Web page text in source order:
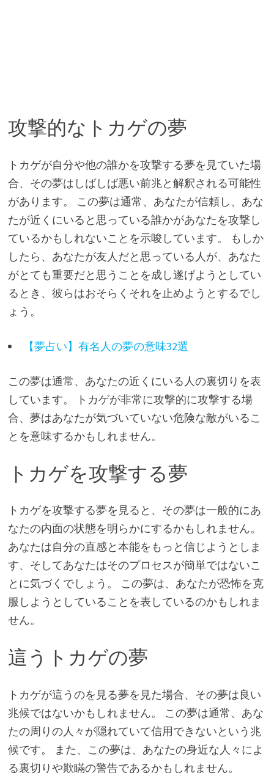
攻撃的なトカゲの夢
トカゲが自分や他の誰かを攻撃する夢を見ていた場
合、その夢はしばしば悪い前兆と解釈される可能性
があります。 この夢は通常、あなたが信頼し、あな
たが近くにいると思っている誰かがあなたを攻撃し
ているかもしれないことを示唆しています。 もしか
したら、あなたが友人だと思っている人が、あなた
がとても重要だと思うことを成し遂げようとしてい
るとき、彼らはおそらくそれを止めようとするでし
ょう。
【夢占い】有名人の夢の意味32選
この夢は通常、あなたの近くにいる人の裏切りを表
しています。 トカゲが非常に攻撃的に攻撃する場
合、夢はあなたが気づいていない危険な敵がいるこ
とを意味するかもしれません。
トカゲを攻撃する夢
トカゲを攻撃する夢を見ると、その夢は一般的にあ
なたの内面の状態を明らかにするかもしれません。
あなたは自分の直感と本能をもっと信じようとしま
す、そしてあなたはそのプロセスが簡単ではないこ
とに気づくでしょう。 この夢は、あなたが恐怖を克
服しようとしていることを表しているのかもしれま
せん。
這うトカゲの夢
トカゲが這うのを見る夢を見た場合、その夢は良い
兆候ではないかもしれません。 この夢は通常、あな
たの周りの人々が隠れていて信用できないという兆
候です。 また、この夢は、あなたの身近な人々によ
る裏切りや欺瞞の警告であるかもしれません。